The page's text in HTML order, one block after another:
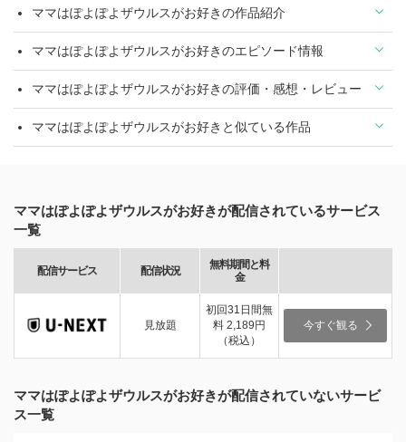
ママはぽよぽよザウルスがお好きの作品紹介
ママはぽよぽよザウルスがお好きのエピソード情報
ママはぽよぽよザウルスがお好きの評価・感想・レビュー
ママはぽよぽよザウルスがお好きと似ている作品
ママはぽよぽよザウルスがお好きが配信されているサービス
一覧
配信サービス 配信状況
無料期間と料
金
見放題
初回31日間無
料 2,189円
（税込）
今すぐ観る
ママはぽよぽよザウルスがお好きが配信されていないサービ
ス一覧